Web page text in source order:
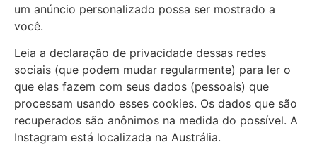
um anúncio personalizado possa ser mostrado a
você.
Leia a declaração de privacidade dessas redes
sociais (que podem mudar regularmente) para ler o
que elas fazem com seus dados (pessoais) que
processam usando esses cookies. Os dados que são
recuperados são anônimos na medida do possível. A
Instagram está localizada na Austrália.